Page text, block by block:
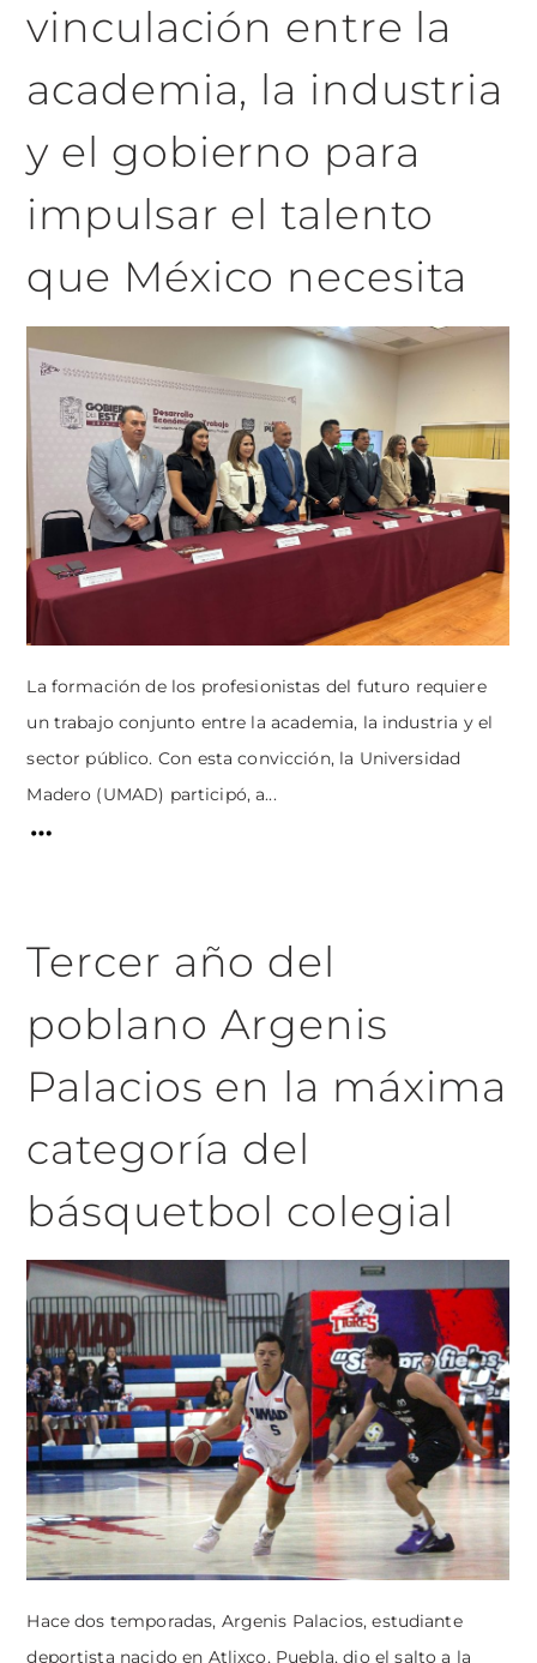
vinculación entre la
academia, la industria
y el gobierno para
impulsar el talento
que México necesita
La formación de los profesionistas del futuro requiere
un trabajo conjunto entre la academia, la industria y el
sector público. Con esta convicción, la Universidad
Madero (UMAD) participó, a...
Tercer año del
poblano Argenis
Palacios en la máxima
categoría del
básquetbol colegial
Hace dos temporadas, Argenis Palacios, estudiante
deportista nacido en Atlixco, Puebla, dio el salto a la